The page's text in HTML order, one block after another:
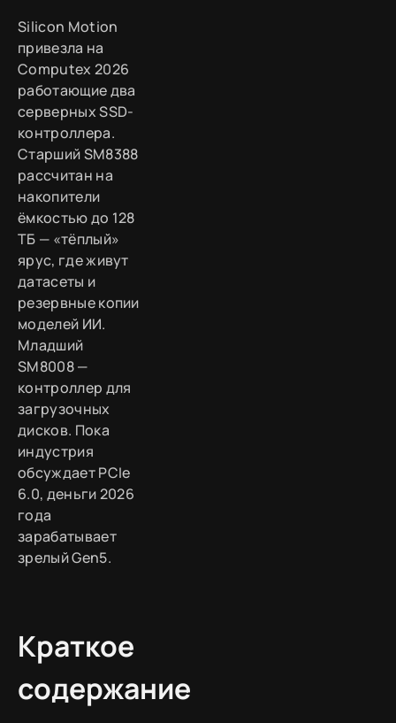
Silicon Motion
привезла на
Computex 2026
работающие два
серверных SSD-
контроллера.
Старший SM8388
рассчитан на
накопители
ёмкостью до 128
ТБ — «тёплый»
ярус, где живут
датасеты и
резервные копии
моделей ИИ.
Младший
SM8008 —
контроллер для
загрузочных
дисков. Пока
индустрия
обсуждает PCIe
6.0, деньги 2026
года
зарабатывает
зрелый Gen5.
Краткое
содержание